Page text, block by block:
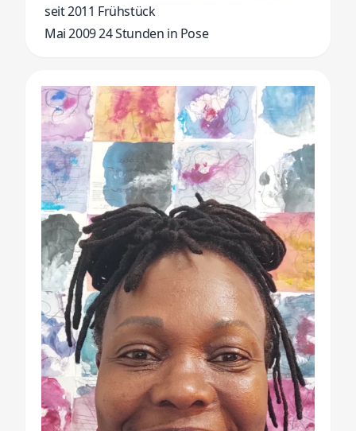
seit 2011 Frühstück
Mai 2009 24 Stunden in Pose